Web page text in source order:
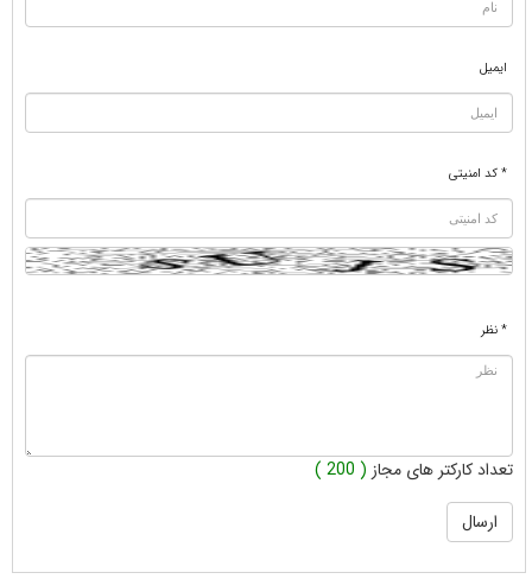
ایمیل
* کد امنیتی
* نظر
تعداد کارکتر های مجاز ( 200 )